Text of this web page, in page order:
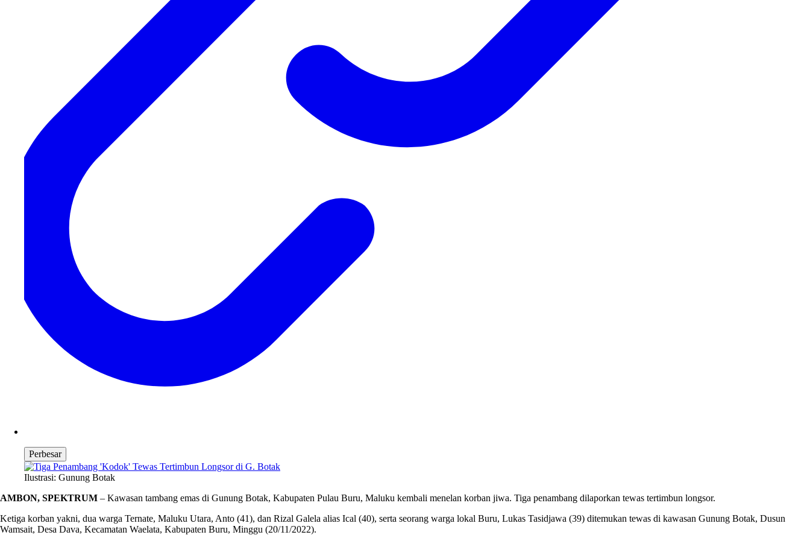
Perbesar
Ilustrasi: Gunung Botak
AMBON, SPEKTRUM – Kawasan tambang emas di Gunung Botak, Kabupaten Pulau Buru, Maluku kembali menelan korban jiwa. Tiga penambang dilaporkan tewas tertimbun longsor.
Ketiga korban yakni, dua warga Ternate, Maluku Utara, Anto (41), dan Rizal Galela alias Ical (40), serta seorang warga lokal Buru, Lukas Tasidjawa (39) ditemukan tewas di kawasan Gunung Botak, Dusun
Wamsait, Desa Dava, Kecamatan Waelata, Kabupaten Buru, Minggu (20/11/2022).